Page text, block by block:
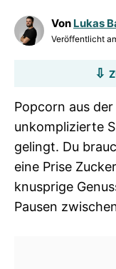
Von Lukas
Veröffentlicht
Popcorn aus
unkomplizierte
gelingt. Du
eine Prise
knusprige
Pausen